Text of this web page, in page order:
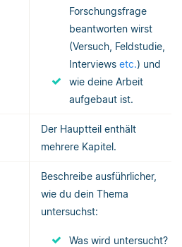
Forschungsfrage
beantworten wirst
(Versuch, Feldstudie,
Interviews etc.) und
wie deine Arbeit
aufgebaut ist.
Der Hauptteil enthält
mehrere Kapitel.
Beschreibe ausführlicher,
wie du dein Thema
untersuchst:
Was wird untersucht?